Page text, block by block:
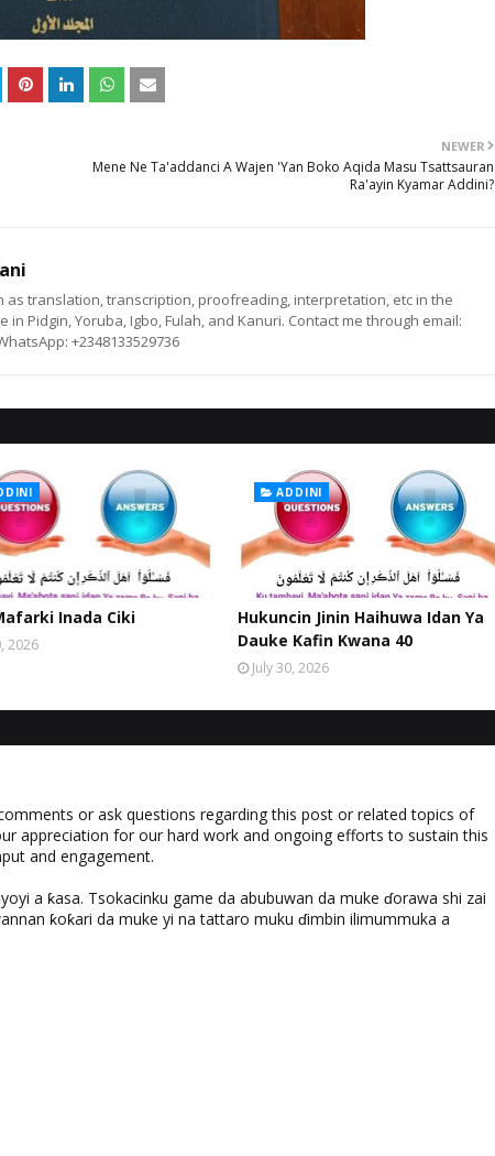
NEWER
Mene Ne Ta'addanci A Wajen 'Yan Boko Aqida Masu Tsattsauran
Ra'ayin Kyamar Addini?
as translation, transcription, proofreading, interpretation, etc in the
in Pidgin, Yoruba, Igbo, Fulah, and Kanuri. Contact me through email:
+2348133529736
Inada Ciki
2026
ADDINI
Hukuncin Jinin Haihuwa Idan Ya
Dauke Kafin Kwana 40
July 30, 2026
or ask questions regarding this post or related topics of
appreciation for our hard work and ongoing efforts to sustain this
and engagement.
a ƙasa. Tsokacinku game da abubuwan da muke ɗorawa shi zai
ƙoƙari da muke yi na tattaro muku ɗimbin ilimummuka a